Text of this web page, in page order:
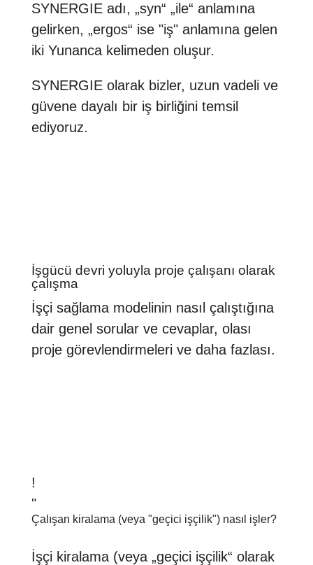
SYNERGIE adı, „syn“ „ile“ anlamına
gelirken, „ergos“ ise "iş" anlamına gelen
iki Yunanca kelimeden oluşur.
SYNERGIE olarak bizler, uzun vadeli ve
güvene dayalı bir iş birliğini temsil
ediyoruz.
İşgücü devri yoluyla proje çalışanı olarak
çalışma
İşçi sağlama modelinin nasıl çalıştığına
dair genel sorular ve cevaplar, olası
proje görevlendirmeleri ve daha fazlası.
!
"
Çalışan kiralama (veya "geçici işçilik") nasıl işler?
İşçi kiralama (veya „geçici işçilik“ olarak